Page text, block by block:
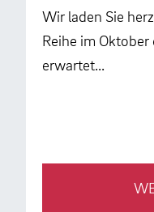
Wir laden Sie
Reihe im Oktober
erwartet...